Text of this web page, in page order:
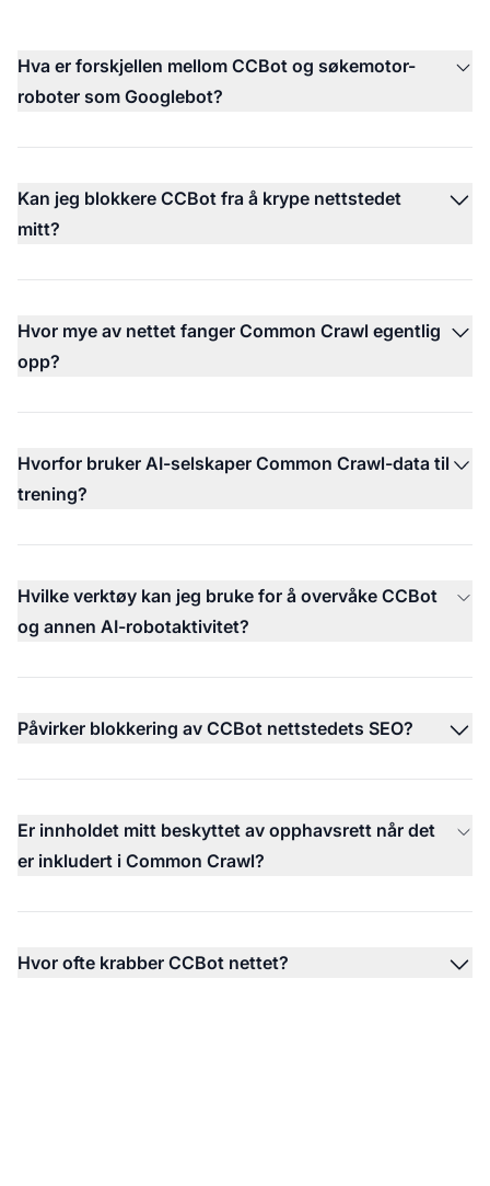
Hva er forskjellen mellom CCBot og søkemotor-
roboter som Googlebot?
Kan jeg blokkere CCBot fra å krype nettstedet
mitt?
Hvor mye av nettet fanger Common Crawl egentlig
opp?
Hvorfor bruker AI-selskaper Common Crawl-data til
trening?
Hvilke verktøy kan jeg bruke for å overvåke CCBot
og annen AI-robotaktivitet?
Påvirker blokkering av CCBot nettstedets SEO?
Er innholdet mitt beskyttet av opphavsrett når det
er inkludert i Common Crawl?
Hvor ofte krabber CCBot nettet?